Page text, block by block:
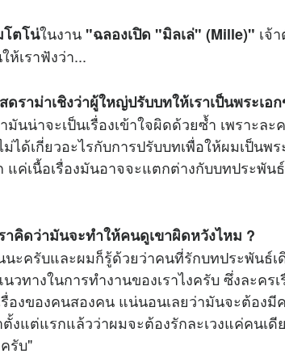
ตโน่ในงาน "ฉลองเปิด "มิลเล่" (Mille)" เจ้
ห้เราฟังว่า...
ราม่าเชิงว่าผู้ใหญ่ปรับบทให้เราเป็นพระเอ
นน่าจะเป็นเรื่องเข้าใจผิดด้วยซ้ำ เพราะละ
ด้เกี่ยวอะไรกับการปรับบทเพื่อให้ผมเป็นพ
ค่เนื้อเรื่องมันอาจจะแตกต่างกับบทประพันธ์
าคิดว่ามันจะทำให้คนดูเขาผิดหวังไหม ?
ะครับและผมก็รู้ด้วยว่าคนที่รักบทประพันธ์เ
วทางในการทำงานของเราไงครับ ซึ่งละคร
องของคนสองคน แน่นอนเลยว่ามันจะต้อง
งแต่แรกแล้วว่าผมจะต้องรักละเวงแค่คนเดี
รับ"